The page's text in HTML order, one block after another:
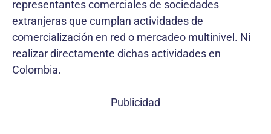
representantes comerciales de sociedades
extranjeras que cumplan actividades de
comercialización en red o mercadeo multinivel. Ni
realizar directamente dichas actividades en
Colombia.
Publicidad